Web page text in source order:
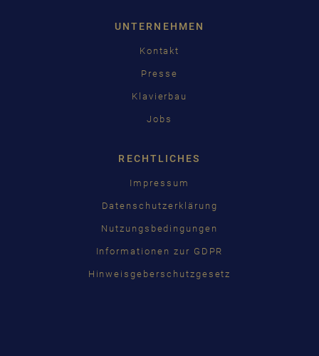
UNTERNEHMEN
Kontakt
Presse
Klavierbau
Jobs
RECHTLICHES
Impressum
Datenschutzerklärung
Nutzungsbedingungen
Informationen zur GDPR
Hinweisgeberschutzgesetz